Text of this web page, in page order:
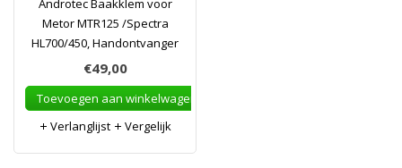
Androtec Baakklem voor
Metor MTR125 /Spectra
HL700/450, Handontvanger
€49,00
Toevoegen aan winkelwagen
Verlanglijst
Vergelijk